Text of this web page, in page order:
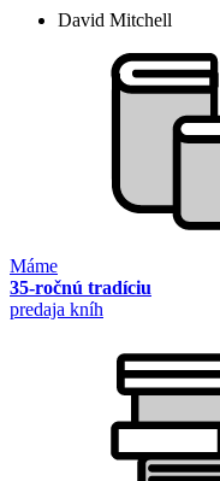
David Mitchell
Máme
35-ročnú tradíciu
predaja kníh